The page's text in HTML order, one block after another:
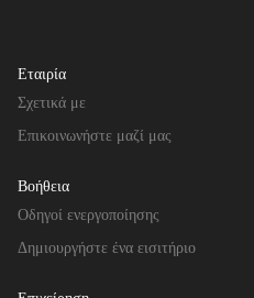
Εταιρία
Σχετικά με
Επικοινωνήστε μαζί μας
Βοήθεια
Οδηγοί ενεργοποίησης
Δημιουργήστε ένα εισιτήριο